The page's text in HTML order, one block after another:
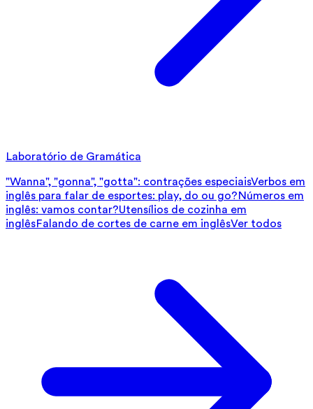
Laboratório de Gramática
"Wanna", "gonna", "gotta": contrações especiaisVerbos em
inglês para falar de esportes: play, do ou go?Números em
inglês: vamos contar?Utensílios de cozinha em
inglêsFalando de cortes de carne em inglêsVer todos